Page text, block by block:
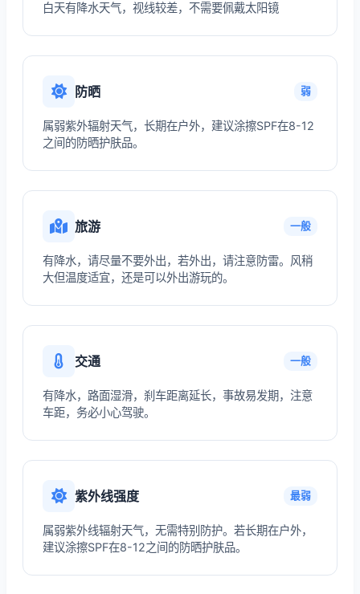
白天有降水天气，视线较差，不需要佩戴太阳镜
防晒 弱
属弱紫外辐射天气，长期在户外，建议涂擦SPF在8-12
之间的防晒护肤品。
旅游 一般
有降水，请尽量不要外出，若外出，请注意防雷。风稍
大但温度适宜，还是可以外出游玩的。
交通 一般
有降水，路面湿滑，刹车距离延长，事故易发期，注意
车距，务必小心驾驶。
紫外线强度 最弱
属弱紫外线辐射天气，无需特别防护。若长期在户外，
建议涂擦SPF在8-12之间的防晒护肤品。